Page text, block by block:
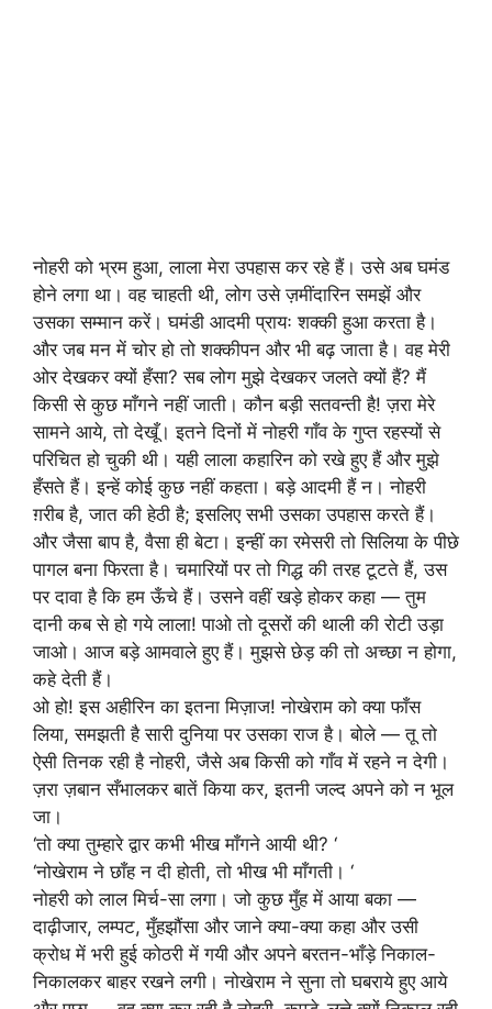
नोहरी को भ्रम हुआ, लाला मेरा उपहास कर रहे हैं। उसे अब घमंड
होने लगा था। वह चाहती थी, लोग उसे ज़मींदारिन समझें और
उसका सम्मान करें। घमंडी आदमी प्रायः शक्की हुआ करता है।
और जब मन में चोर हो तो शक्कीपन और भी बढ़ जाता है। वह मेरी
ओर देखकर क्यों हँसा? सब लोग मुझे देखकर जलते क्यों हैं? मैं
किसी से कुछ माँगने नहीं जाती। कौन बड़ी सतवन्ती है! ज़रा मेरे
सामने आये, तो देखूँ। इतने दिनों में नोहरी गाँव के गुप्त रहस्यों से
परिचित हो चुकी थी। यही लाला कहारिन को रखे हुए हैं और मुझे
हँसते हैं। इन्हें कोई कुछ नहीं कहता। बड़े आदमी हैं न। नोहरी
ग़रीब है, जात की हेठी है; इसलिए सभी उसका उपहास करते हैं।
और जैसा बाप है, वैसा ही बेटा। इन्हीं का रमेसरी तो सिलिया के पीछे
पागल बना फिरता है। चमारियों पर तो गिद्ध की तरह टूटते हैं, उस
पर दावा है कि हम ऊँचे हैं। उसने वहीं खड़े होकर कहा — तुम
दानी कब से हो गये लाला! पाओ तो दूसरों की थाली की रोटी उड़ा
जाओ। आज बड़े आमवाले हुए हैं। मुझसे छेड़ की तो अच्छा न होगा,
कहे देती हैं।
ओ हो! इस अहीरिन का इतना मिज़ाज! नोखेराम को क्या फाँस
लिया, समझती है सारी दुनिया पर उसका राज है। बोले — तू तो
ऐसी तिनक रही है नोहरी, जैसे अब किसी को गाँव में रहने न देगी।
ज़रा ज़बान सँभालकर बातें किया कर, इतनी जल्द अपने को न भूल
जा।
‘तो क्या तुम्हारे द्वार कभी भीख माँगने आयी थी? ‘
‘नोखेराम ने छाँह न दी होती, तो भीख भी माँगती। ‘
नोहरी को लाल मिर्च-सा लगा। जो कुछ मुँह में आया बका —
दाढ़ीजार, लम्पट, मुँहझौंसा और जाने क्या-क्या कहा और उसी
क्रोध में भरी हुई कोठरी में गयी और अपने बरतन-भाँड़े निकाल-
निकालकर बाहर रखने लगी। नोखेराम ने सुना तो घबराये हुए आये